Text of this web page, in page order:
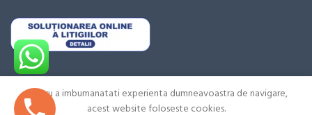
Pentru a imbumanatati experienta dumneavoastra de navigare,
acest website foloseste cookies.
Aparat sudura
10,445
Pret in
Euro,
fara TVA.